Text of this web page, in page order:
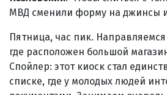
МВД сменили форму на джинсы
Пятница, час пик.
где расположен большой
Спойлер: этот киоск стал
списке, где у молодых людей